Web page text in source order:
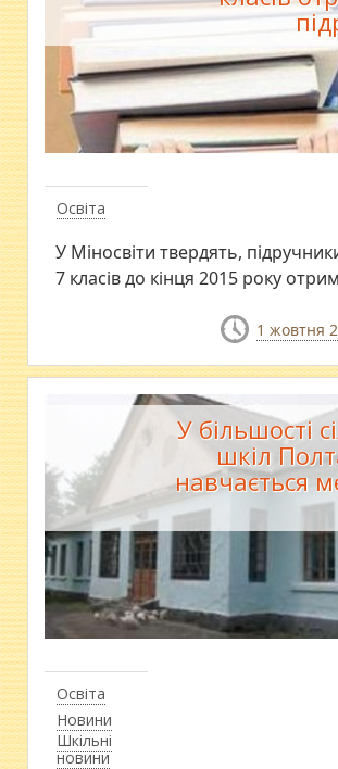
Освіта
У Міносвіти твердять,
7 класів до кінця 2015 року
1 жовтня
Освіта
Новини
Шкільні
новини
У більшості
шкіл
навчається